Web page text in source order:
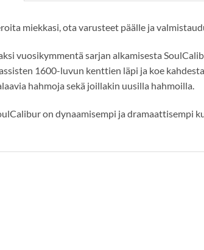
miekkasi, ota varusteet päälle ja
vuosikymmentä sarjan alkamisesta
1600-luvun kenttien läpi ja koe
hahmoja sekä joillakin uusilla hahmoilla.
on dynaamisempi ja dramaattisempi